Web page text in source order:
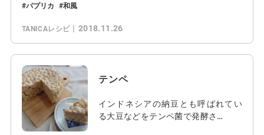
パプリカ
和風
TANICAレシピ 2018.11.26
テンペ
インドネシアの納豆とも呼ばれてい
る大豆などをテンペ菌で発酵さ…